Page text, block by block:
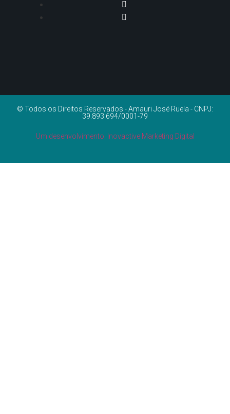
© Todos os Direitos Reservados - Amauri José Ruela - CNPJ:
39.893.694/0001-79
Um desenvolvimento: Inovactive Marketing Digital